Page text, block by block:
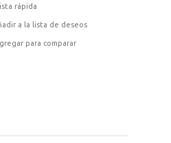
rápida
a la lista de deseos
para comparar